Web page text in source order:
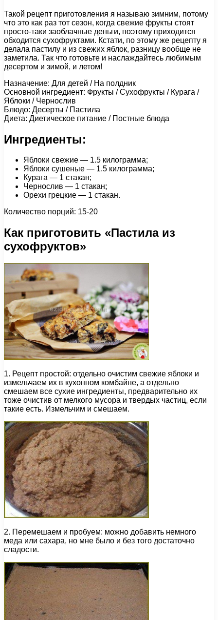
Такой рецепт приготовления я называю зимним, потому
что это как раз тот сезон, когда свежие фрукты стоят
просто-таки заоблачные деньги, поэтому приходится
обходится сухофруктами. Кстати, по этому же рецепту я
делала пастилу и из свежих яблок, разницу вообще не
заметила. Так что готовьте и наслаждайтесь любимым
десертом и зимой, и летом!
Назначение: Для детей / На полдник
Основной ингредиент: Фрукты / Сухофрукты / Курага /
Яблоки / Чернослив
Блюдо: Десерты / Пастила
Диета: Диетическое питание / Постные блюда
Ингредиенты:
Яблоки свежие — 1.5 килограмма;
Яблоки сушеные — 1.5 килограмма;
Курага — 1 стакан;
Чернослив — 1 стакан;
Орехи грецкие — 1 стакан.
Количество порций: 15-20
Как приготовить «Пастила из
сухофруктов»
1. Рецепт простой: отдельно очистим свежие яблоки и
измельчаем их в кухонном комбайне, а отдельно
смешаем все сухие ингредиенты, предварительно их
тоже очистив от мелкого мусора и твердых частиц, если
такие есть. Измельчим и смешаем.
2. Перемешаем и пробуем: можно добавить немного
меда или сахара, но мне было и без того достаточно
сладости.